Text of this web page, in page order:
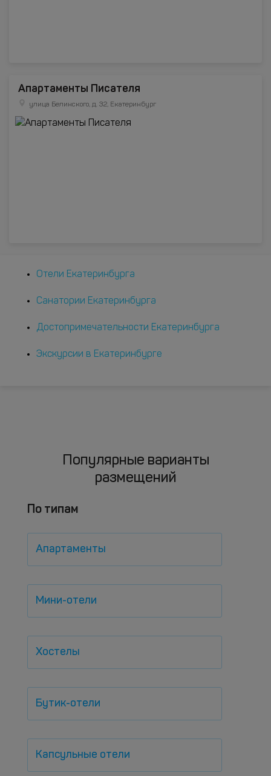
Апартаменты Писателя
улица Белинского, д. 32, Екатеринбург
Отели Екатеринбурга
Санатории Екатеринбурга
Достопримечательности Екатеринбурга
Экскурсии в Екатеринбурге
Популярные варианты
размещений
По типам
Апартаменты
Мини-отели
Хостелы
Бутик-отели
Капсульные отели